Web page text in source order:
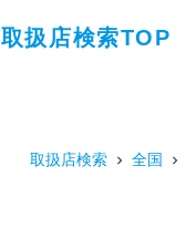
取扱店検索TOP
取扱店検索 全国